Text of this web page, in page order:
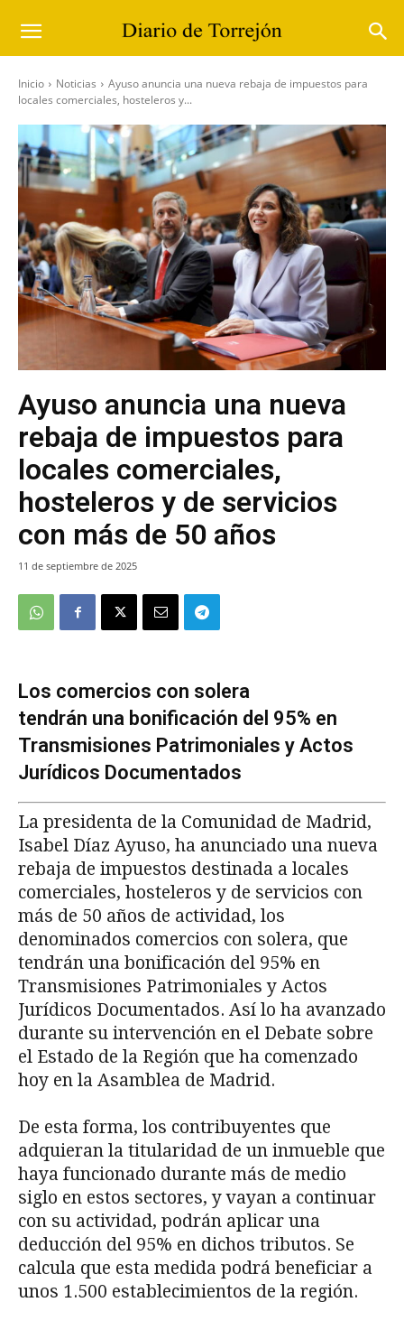
Inicio Noticias
Ayuso anuncia una nueva rebaja de impuestos para
locales comerciales, hosteleros y...
Ayuso anuncia una nueva
rebaja de impuestos para
locales comerciales,
hosteleros y de servicios
con más de 50 años
11 de septiembre de 2025
Los comercios con solera
tendrán una bonificación del 95% en
Transmisiones Patrimoniales y Actos
Jurídicos Documentados
La presidenta de la Comunidad de Madrid,
Isabel Díaz Ayuso, ha anunciado una nueva
rebaja de impuestos destinada a locales
comerciales, hosteleros y de servicios con
más de 50 años de actividad, los
denominados comercios con solera, que
tendrán una bonificación del 95% en
Transmisiones Patrimoniales y Actos
Jurídicos Documentados. Así lo ha avanzado
durante su intervención en el Debate sobre
el Estado de la Región que ha comenzado
hoy en la Asamblea de Madrid.
De esta forma, los contribuyentes que
adquieran la titularidad de un inmueble que
haya funcionado durante más de medio
siglo en estos sectores, y vayan a continuar
con su actividad, podrán aplicar una
deducción del 95% en dichos tributos. Se
calcula que esta medida podrá beneficiar a
unos 1.500 establecimientos de la región.